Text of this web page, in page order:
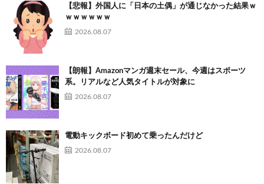
【悲報】外国人に「日本の土偶」が通じなかった結果ｗ
ｗｗｗｗｗｗ
2026.08.07
【朗報】Amazonマンガ週末セール、今週はスポーツ
系。リアルなど人気タイトルが対象に
2026.08.07
電動キックボード初めて乗ったんだけど
2026.08.07